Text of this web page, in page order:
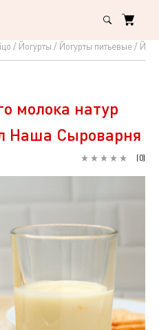
Йогурты Йогурты питьевые
молока натур
Наша Сыроварня
(0)